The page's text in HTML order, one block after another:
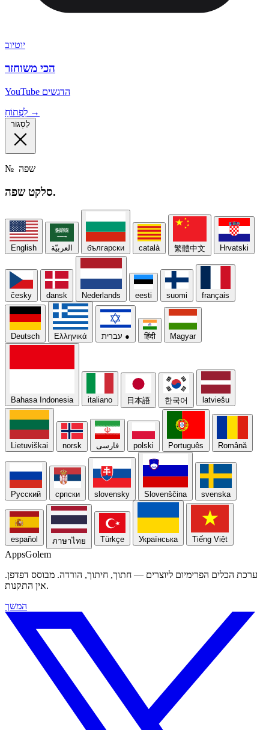
יוטיוב
הכי משוחזר
YouTube הדגשים
לִפְתוֹחַ →
לִסְגוֹר
№ שפה
סלקטשפה.
English العربيّة български català 繁體中文 Hrvatski
česky dansk Nederlands eesti suomi français
Deutsch Ελληνικά עברית ● हिंदी Magyar
Bahasa Indonesia italiano 日本語 한국어 latviešu
Lietuviškai norsk فارسی polski Português Română
Русский српски slovensky Slovenščina svenska
español ภาษาไทย Türkçe Українська Tiếng Việt
AppsGolem
ערכת הכלים הפרימיום ליוצרים — חתוך, חיתוך, הורדה. מבוסס דפדפן.
אין התקנות.
המשך